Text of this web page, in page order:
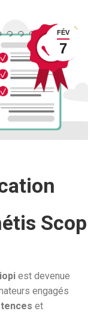
FÉV
7
Scop
est devenue
engagés
et